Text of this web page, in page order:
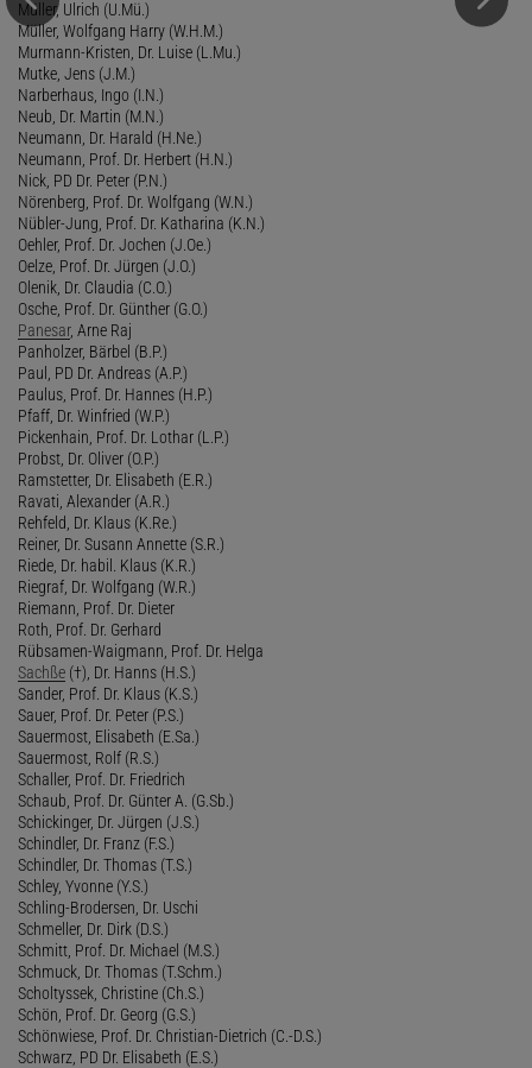
Müller, Ulrich (U.Mü.)
Müller, Wolfgang Harry (W.H.M.)
Murmann-Kristen, Dr. Luise (L.Mu.)
Mutke, Jens (J.M.)
Narberhaus, Ingo (I.N.)
Neub, Dr. Martin (M.N.)
Neumann, Dr. Harald (H.Ne.)
Neumann, Prof. Dr. Herbert (H.N.)
Nick, PD Dr. Peter (P.N.)
Nörenberg, Prof. Dr. Wolfgang (W.N.)
Nübler-Jung, Prof. Dr. Katharina (K.N.)
Oehler, Prof. Dr. Jochen (J.Oe.)
Oelze, Prof. Dr. Jürgen (J.O.)
Olenik, Dr. Claudia (C.O.)
Osche, Prof. Dr. Günther (G.O.)
Panesar, Arne Raj
Panholzer, Bärbel (B.P.)
Paul, PD Dr. Andreas (A.P.)
Paulus, Prof. Dr. Hannes (H.P.)
Pfaff, Dr. Winfried (W.P.)
Pickenhain, Prof. Dr. Lothar (L.P.)
Probst, Dr. Oliver (O.P.)
Ramstetter, Dr. Elisabeth (E.R.)
Ravati, Alexander (A.R.)
Rehfeld, Dr. Klaus (K.Re.)
Reiner, Dr. Susann Annette (S.R.)
Riede, Dr. habil. Klaus (K.R.)
Riegraf, Dr. Wolfgang (W.R.)
Riemann, Prof. Dr. Dieter
Roth, Prof. Dr. Gerhard
Rübsamen-Waigmann, Prof. Dr. Helga
Sachße (†), Dr. Hanns (H.S.)
Sander, Prof. Dr. Klaus (K.S.)
Sauer, Prof. Dr. Peter (P.S.)
Sauermost, Elisabeth (E.Sa.)
Sauermost, Rolf (R.S.)
Schaller, Prof. Dr. Friedrich
Schaub, Prof. Dr. Günter A. (G.Sb.)
Schickinger, Dr. Jürgen (J.S.)
Schindler, Dr. Franz (F.S.)
Schindler, Dr. Thomas (T.S.)
Schley, Yvonne (Y.S.)
Schling-Brodersen, Dr. Uschi
Schmeller, Dr. Dirk (D.S.)
Schmitt, Prof. Dr. Michael (M.S.)
Schmuck, Dr. Thomas (T.Schm.)
Scholtyssek, Christine (Ch.S.)
Schön, Prof. Dr. Georg (G.S.)
Schönwiese, Prof. Dr. Christian-Dietrich (C.-D.S.)
Schwarz, PD Dr. Elisabeth (E.S.)